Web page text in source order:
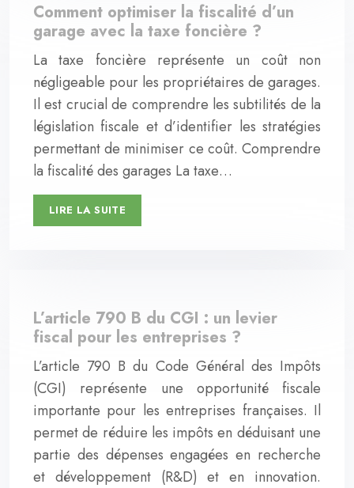
Comment optimiser la fiscalité d’un
garage avec la taxe foncière ?
La taxe foncière représente un coût non
négligeable pour les propriétaires de garages.
Il est crucial de comprendre les subtilités de la
législation fiscale et d’identifier les stratégies
permettant de minimiser ce coût. Comprendre
la fiscalité des garages La taxe…
LIRE LA SUITE
L’article 790 B du CGI : un levier
fiscal pour les entreprises ?
L’article 790 B du Code Général des Impôts
(CGI) représente une opportunité fiscale
importante pour les entreprises françaises. Il
permet de réduire les impôts en déduisant une
partie des dépenses engagées en recherche
et développement (R&D) et en innovation.